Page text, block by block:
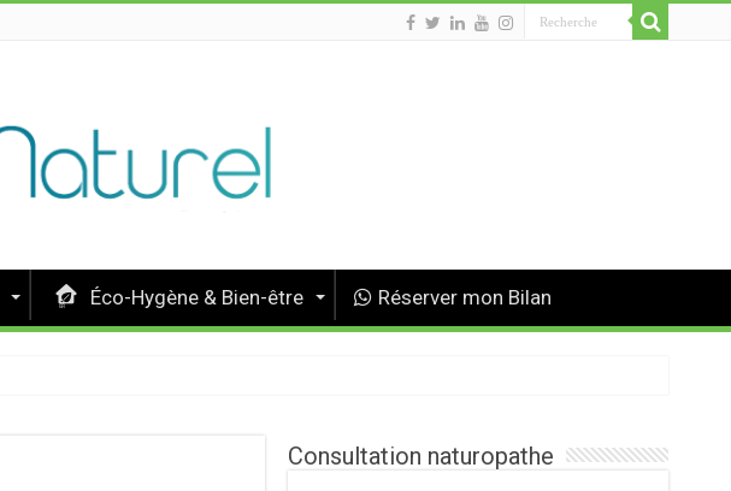
Éco-Hygène & Bien-être Réserver mon Bilan
Consultation naturopathe